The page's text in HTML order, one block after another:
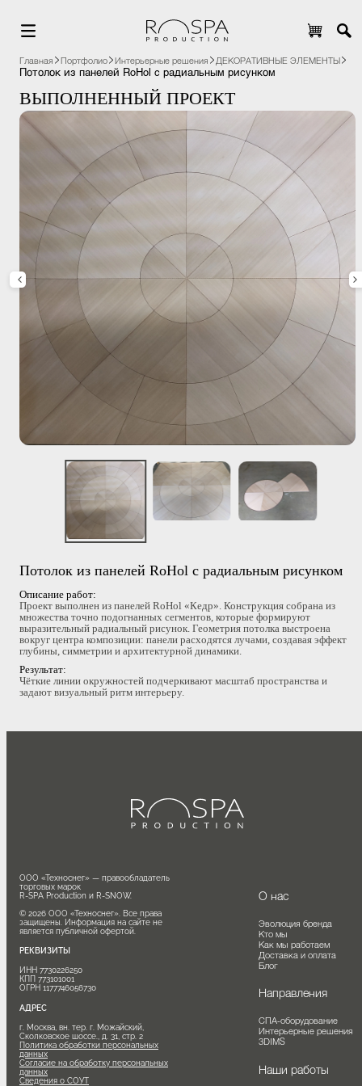
Главная Портфолио Интерьерные решения ДЕКОРАТИВНЫЕ ЭЛЕМЕНТЫ
Потолок из панелей RoHol с радиальным рисунком
ВЫПОЛНЕННЫЙ ПРОЕКТ
Потолок из панелей RoHol с радиальным рисунком
Описание работ:
Проект выполнен из панелей RoHol «Кедр». Конструкция собрана из
множества точно подогнанных сегментов, которые формируют
выразительный радиальный рисунок. Геометрия потолка выстроена
вокруг центра композиции: панели расходятся лучами, создавая эффект
глубины, симметрии и архитектурной динамики.
Результат:
Чёткие линии окружностей подчеркивают масштаб пространства и
задают визуальный ритм интерьеру.
ООО «Техноснег» — правообладатель
торговых марок
R-SPA Production и R-SNOW.
© 2026 ООО «Техноснег». Все права
защищены. Информация на сайте не
является публичной офертой.
РЕКВИЗИТЫ
ИНН 7730226250
КПП 773101001
ОГРН 1177746056730
АДРЕС
г. Москва, вн. тер. г. Можайский,
Сколковское шоссе., д. 31, стр. 2
Политика обработки персональных
данных
Согласие на обработку персональных
данных
Сведения о СОУТ
О нас
Эволюция бренда
Кто мы
Как мы работаем
Доставка и оплата
Блог
Направления
СПА-оборудование
Интерьерные решения
3DIMS
Наши работы